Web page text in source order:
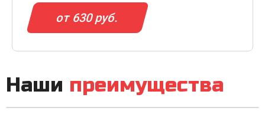
от 630 руб.
Наши преимущества